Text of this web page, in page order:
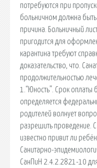
потребуются при
больничном должна быть
причина. Больничный
пригодится для
карантина требуют
доказательство, что.
продолжительностью
1.“Юность”. Срок оплаты
определяется
родителей волнует
разрешить проведение. С
известно привит ли
Санитарно-
СанПиН 2.4.2.2821-10